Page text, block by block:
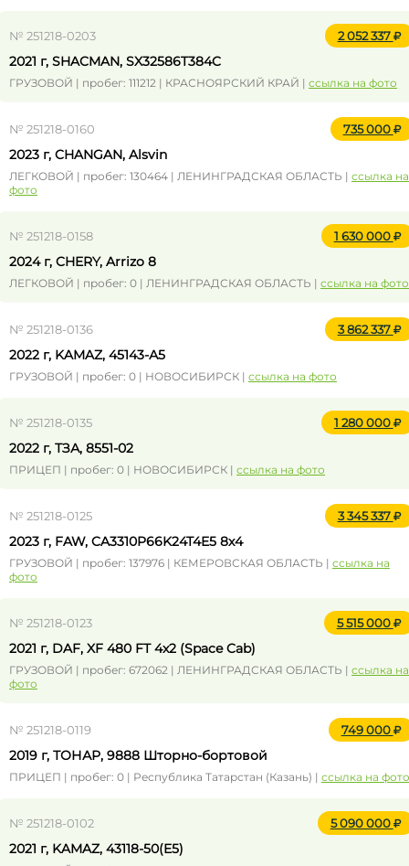
№ 251218-0203 2 052 337
2021 г, SHACMAN, SX32586T384C
ГРУЗОВОЙ | пробег: 111212 | КРАСНОЯРСКИЙ КРАЙ | ссылка на фото
№ 251218-0160 735 000
2023 г, CHANGAN, Alsvin
ЛЕГКОВОЙ | пробег: 130464 | ЛЕНИНГРАДСКАЯ ОБЛАСТЬ | ссылка на
фото
№ 251218-0158 1 630 000
2024 г, CHERY, Arrizo 8
ЛЕГКОВОЙ | пробег: 0 | ЛЕНИНГРАДСКАЯ ОБЛАСТЬ | ссылка на фото
№ 251218-0136 3 862 337
2022 г, KAMAZ, 45143-А5
ГРУЗОВОЙ | пробег: 0 | НОВОСИБИРСК | ссылка на фото
№ 251218-0135 1 280 000
2022 г, ТЗА, 8551-02
ПРИЦЕП | пробег: 0 | НОВОСИБИРСК | ссылка на фото
№ 251218-0125 3 345 337
2023 г, FAW, CA3310P66K24T4E5 8х4
ГРУЗОВОЙ | пробег: 137976 | КЕМЕРОВСКАЯ ОБЛАСТЬ | ссылка на
фото
№ 251218-0123 5 515 000
2021 г, DAF, XF 480 FT 4x2 (Space Cab)
ГРУЗОВОЙ | пробег: 672062 | ЛЕНИНГРАДСКАЯ ОБЛАСТЬ | ссылка на
фото
№ 251218-0119 749 000
2019 г, ТОНАР, 9888 Шторно-бортовой
ПРИЦЕП | пробег: 0 | Республика Татарстан (Казань) | ссылка на фото
№ 251218-0102 5 090 000
2021 г, KAMAZ, 43118-50(E5)